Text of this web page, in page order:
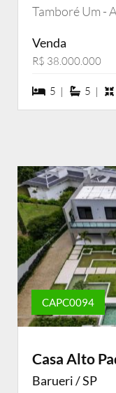
Tamboré Um -
Venda
R$ 38.000.000
5 dormiórios
5 | 5 suítes
5 |
CAPC0094
Casa Alto
Barueri / SP